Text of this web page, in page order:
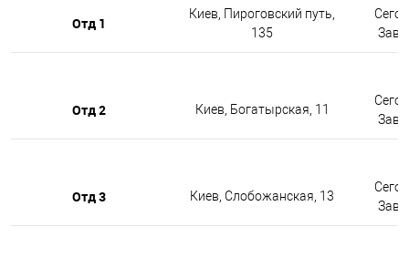
Отд 1
Киев, Пироговский путь,
135
Отд 2 Киев, Богатырская, 11
Отд 3 Киев, Слобожанская, 13